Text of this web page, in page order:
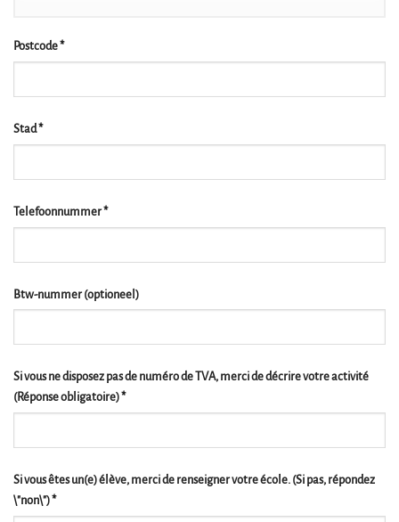
Postcode*
Stad*
Telefoonnummer*
Btw-nummer (optioneel)
Si vous ne disposez pas de numéro de TVA, merci de décrire votre activité
(Réponse obligatoire)*
Si vous êtes un(e) élève, merci de renseigner votre école. (Si pas, répondez
\"non\")*